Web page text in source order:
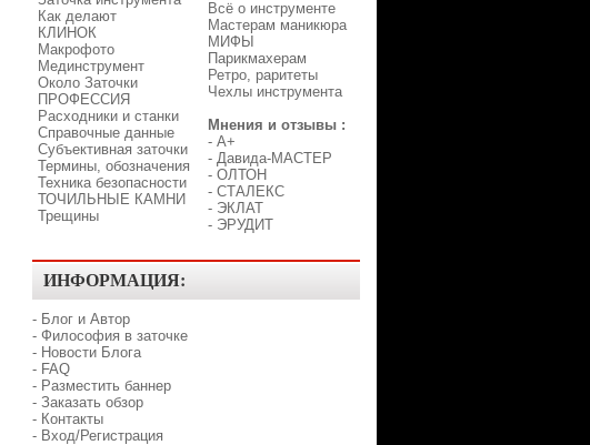
Как делают
КЛИНОК
Макрофото
Мединструмент
Около Заточки
ПРОФЕССИЯ
Расходники и станки
Справочные данные
Субъективная заточки
Термины, обозначения
Техника безопасности
ТОЧИЛЬНЫЕ КАМНИ
Трещины
Всё о инструменте
Мастерам маникюра
МИФЫ
Парикмахерам
Ретро, раритеты
Чехлы инструмента
Мнения и отзывы :
- A+
- Давида-МАСТЕР
- ОЛТОН
- СТАЛЕКС
- ЭКЛАТ
- ЭРУДИТ
ИНФОРМАЦИЯ:
- Блог и Автор
- Философия в заточке
- Новости Блога
- FAQ
- Разместить баннер
- Заказать обзор
- Контакты
- Вход/Регистрация